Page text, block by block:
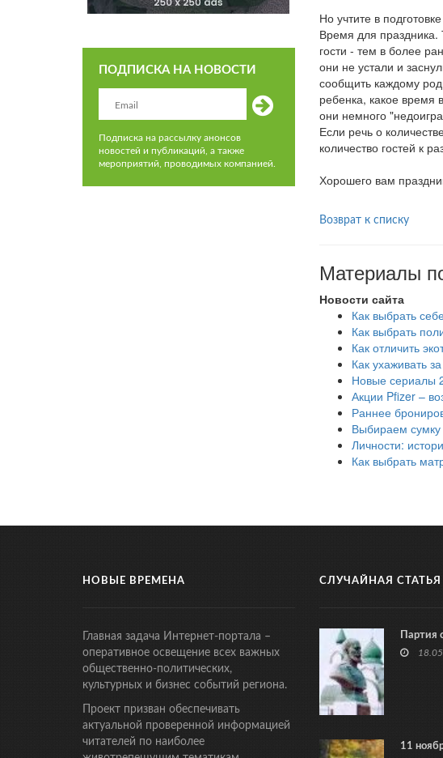
ПОДПИСКА НА НОВОСТИ
Подписка на рассылку анонсов
новостей и публикаций, а также
мероприятий, проводимых компанией.
Но учтите в
Время для праздника.
гости - тем в более
они не устали и
сообщить каждому
ребенка, какое время
они немного
Если речь о
количество гостей к
Хорошего вам
Возврат к списку
Материалы
Новости сайта
Как выбрать
Как выбрать
Как отличить
Как ухаживать
Новые сериалы
Акции Pfizer –
Раннее
Выбираем сумку
Личности:
Как выбрать
НОВЫЕ ВРЕМЕНА
Главная задача Интернет-портала –
оперативное освещение всех важных
общественно-политических,
культурных и бизнес событий региона.
Проект призван обеспечивать
актуальной проверенной информацией
читателей по наиболее
СЛУЧАЙНАЯ СТАТЬЯ
Партия
11